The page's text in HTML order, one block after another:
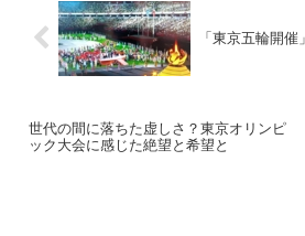
「東京五輪開催
世代の間に落ちた虚しさ？東京オリンピ
ック大会に感じた絶望と希望と